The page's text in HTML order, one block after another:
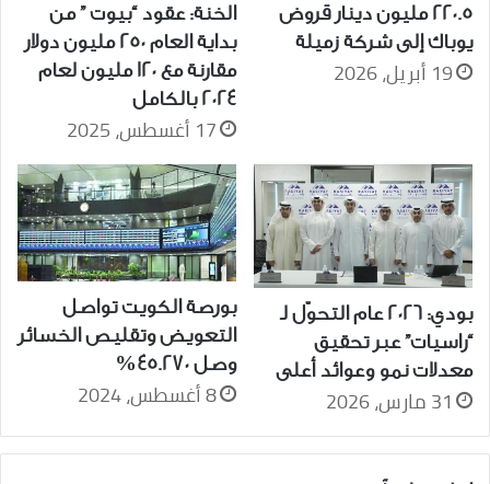
220.5 مليون دينار قروض
يوباك إلى شركة زميلة
19 أبريل، 2026
الخنة: عقود “بيوت ” من
بداية العام 250 مليون دولار
مقارنة مع 120 مليون لعام
2024 بالكامل
17 أغسطس، 2025
بودي: 2026 عام التحوّل لـ
“راسيات” عبر تحقيق
معدلات نمو وعوائد أعلى
31 مارس، 2026
بورصة الكويت تواصل
التعويض وتقليص الخسائر
وصل 45.270%
8 أغسطس، 2024